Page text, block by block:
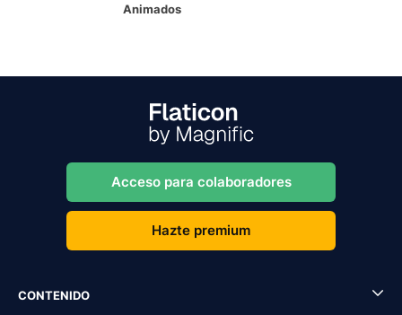
Animados
Acceso para colaboradores
Hazte premium
CONTENIDO